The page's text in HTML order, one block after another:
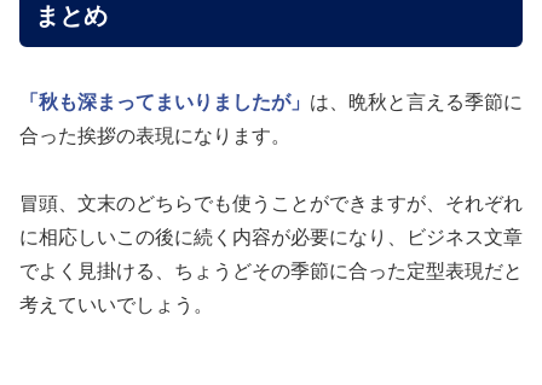
まとめ
「秋も深まってまいりましたが」 は、晩秋と言える季節に
合った挨拶の表現になります。
冒頭、文末のどちらでも使うことができますが、それぞれ
に相応しいこの後に続く内容が必要になり、ビジネス文章
でよく見掛ける、ちょうどその季節に合った定型表現だと
考えていいでしょう。